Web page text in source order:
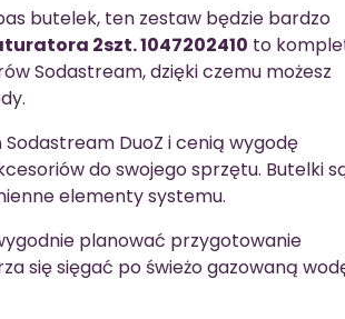
butelek, ten zestaw będzie bardzo
2szt. 1047202410 to
Sodastream, dzięki czemu możesz
DuoZ i cenią wygodę
do swojego sprzętu. Butelki
elementy systemu.
planować przygotowanie
się sięgać po świeżo gazowaną